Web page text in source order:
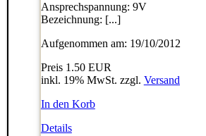
Ansprechspannung: 9V
Bezeichnung: [...]
Aufgenommen am: 19/10/2012
Preis 1.50 EUR
inkl. 19% MwSt. zzgl. Versand
In den Korb
Details